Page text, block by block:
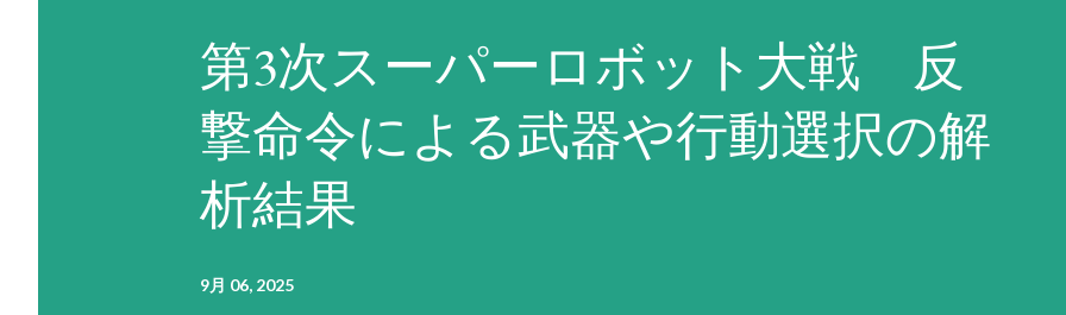
第3次スーパーロボット大戦 反
撃命令による武器や行動選択の解
析結果
9月 06, 2025